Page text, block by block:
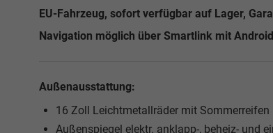
EU-Fahrzeug, sofort verfügbar auf Lager,
Navigation möglich über Smartlink mit
Außenausstattung:
16 Zoll Leichtmetallräder mit Sommerreifen
Außenspiegel elektr. anklapp-, beheiz- und